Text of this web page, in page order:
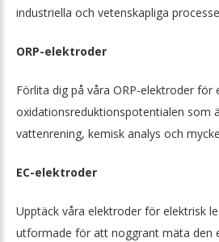
industriella och vetenskapliga
ORP-elektroder
Förlita dig på våra ORP-elektroder för
oxidationsreduktionspotentialen som
vattenrening, kemisk analys och
EC-elektroder
Upptäck våra elektroder för elektrisk
utformade för att noggrant mäta den